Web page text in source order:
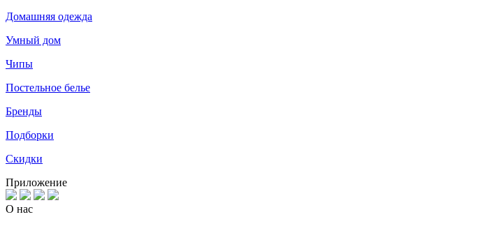
Домашняя одежда
Умный дом
Чипы
Постельное белье
Бренды
Подборки
Скидки
Приложение
О нас